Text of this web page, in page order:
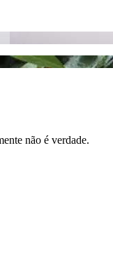
não é verdade.